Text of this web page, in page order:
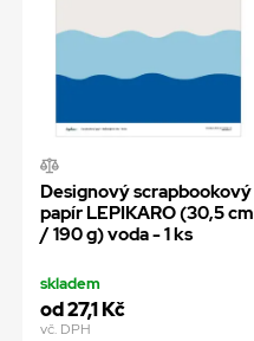
Designový scrapbookový
papír LEPIKARO (30,5 cm
/ 190 g) voda - 1 ks
skladem
od 27,1 Kč
vč. DPH